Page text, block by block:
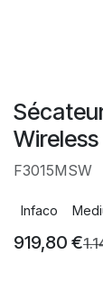
Wireless
F3015MSW
Infaco
919,80 €